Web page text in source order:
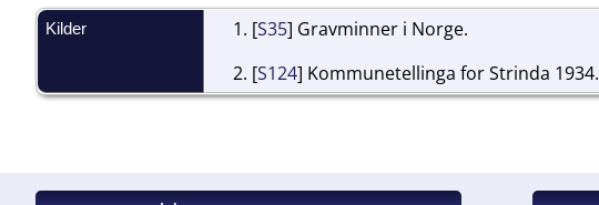
Kilder [S35] Gravminner i Norge.
[S124] Kommunetellinga for Strinda 1934.